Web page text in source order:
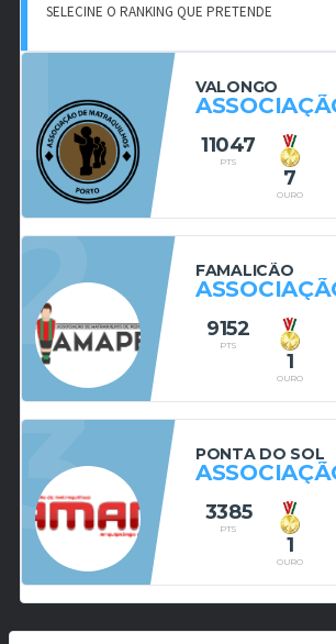
SELECINE O RANKING QUE PRETENDE
VALONGO
11047
PTS
7
OURO
FAMALICÃO
9152
PTS
1
OURO
PONTA DO SOL
3385
PTS
1
OURO